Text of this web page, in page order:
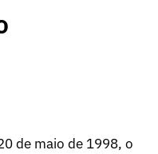
de maio de 1998, o